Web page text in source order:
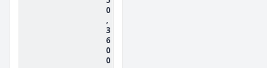
0
,
3
6
0
0